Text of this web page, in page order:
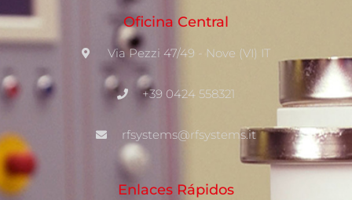
Oficina Central
Via Pezzi 47/49 - Nove (VI) IT
+39 0424 558321
rfsystems@rfsystems.it
Enlaces Rápidos